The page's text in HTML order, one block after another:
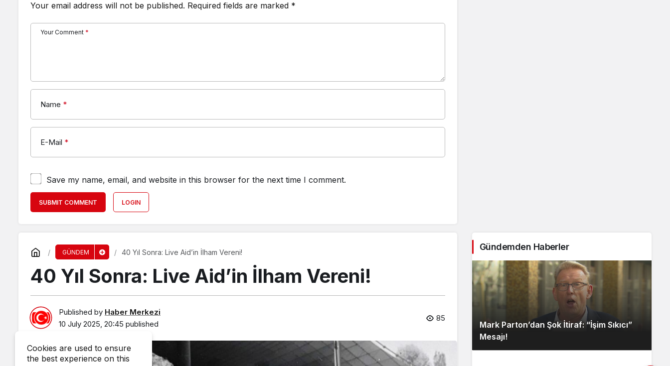
Your email address will not be published. Required fields are marked *
Your Comment *
Name *
E-Mail *
Save my name, email, and website in this browser for the next time I comment.
SUBMIT COMMENT LOGIN
GÜNDEM 40 Yıl Sonra: Live Aid’in İlham Vereni!
40 Yıl Sonra: Live Aid’in İlham Vereni!
Published by Haber Merkezi
10 July 2025, 20:45 published
85
Gündemden Haberler
Mark Parton’dan Şok İtiraf: “İşim Sıkıcı”
Mesajı!
Cookies are used to ensure
the best experience on this